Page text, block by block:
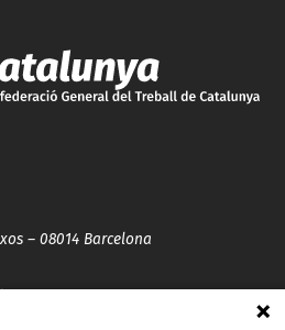
– 08014 Barcelona